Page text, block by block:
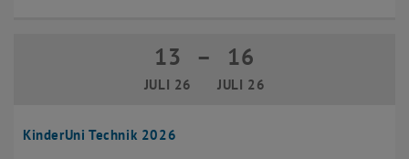
KinderUni Technik 2026
13
JULI 26
13 Juli 2026 bis 16 Juli 2026
– 16
JULI 26